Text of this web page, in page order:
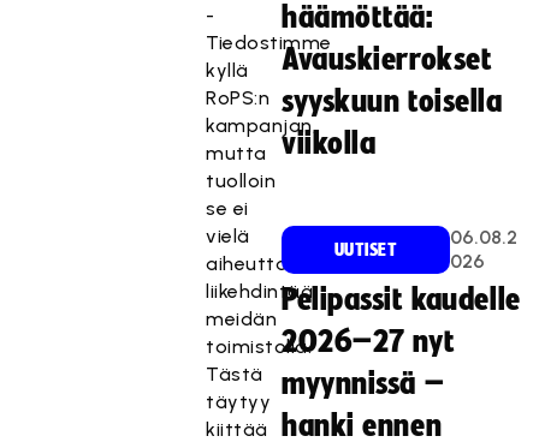
-
Tiedostimme
kyllä
RoPS:n
kampanjan,
mutta
tuolloin
se ei
vielä
aiheuttanut
liikehdintää
meidän
toimistolla.
Tästä
täytyy
kiittää
häämöttää:
Avauskierrokset
syyskuun toisella
viikolla
UUTISET
06.08.2
026
Pelipassit kaudelle
2026–27 nyt
myynnissä –
hanki ennen